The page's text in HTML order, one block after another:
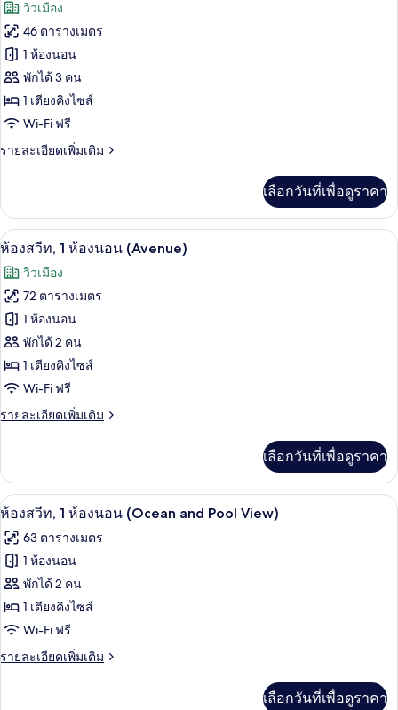
ลัก
ซ์,
วิว
ทะเล
ทั้งหมด
ของ
ห้อง
สวีท,
1
ห้อง
วิว
เมือง
วิวเมือง
46 ตารางเมตร
1 ห้องนอน
พักได้ 3 คน
1 เตียงคิงไซส์
Wi-Fi ฟรี
รายละเอียดเพิ่มเติม
ราย
เกี่ยว
กับ
ห้อง
ท,
ห้อง
นอน,
วิว
เมือง
เลือกวันที่เพื่อดูราคา
เปิด
ภาพถ่าย
ทั้งหมด
ของ
ห้อง
สวีท,
1
ห้อง
เครื่องนอนระดับพรีเมียม, มินิบาร์, ตู้นิ
5
ห้องสวีท, 1 ห้องนอน (Avenue)
วิวเมือง
72 ตารางเมตร
1 ห้องนอน
พักได้ 2 คน
1 เตียงคิงไซส์
Wi-Fi ฟรี
รายละเอียดเพิ่มเติม
ราย
เกี่ยว
กับ
ห้อง
ท,
นอน
(Avenue)
เลือกวันที่เพื่อดูราคา
เปิด
ภาพถ่าย
ทั้งหมด
ของ
ห้อง
สวีท,
1
เครื่องนอนระดับพรีเมียม, มินิบาร์, ตู้นิ
5
ห้องสวีท, 1 ห้องนอน (Ocean and Pool View)
63 ตารางเมตร
1 ห้องนอน
พักได้ 2 คน
1 เตียงคิงไซส์
Wi-Fi ฟรี
รายละเอียดเพิ่มเติม
ราย
เลือกวันที่เพื่อดูราคา